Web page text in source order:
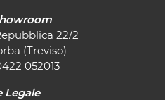
22/2
(Treviso)
052013
Legale